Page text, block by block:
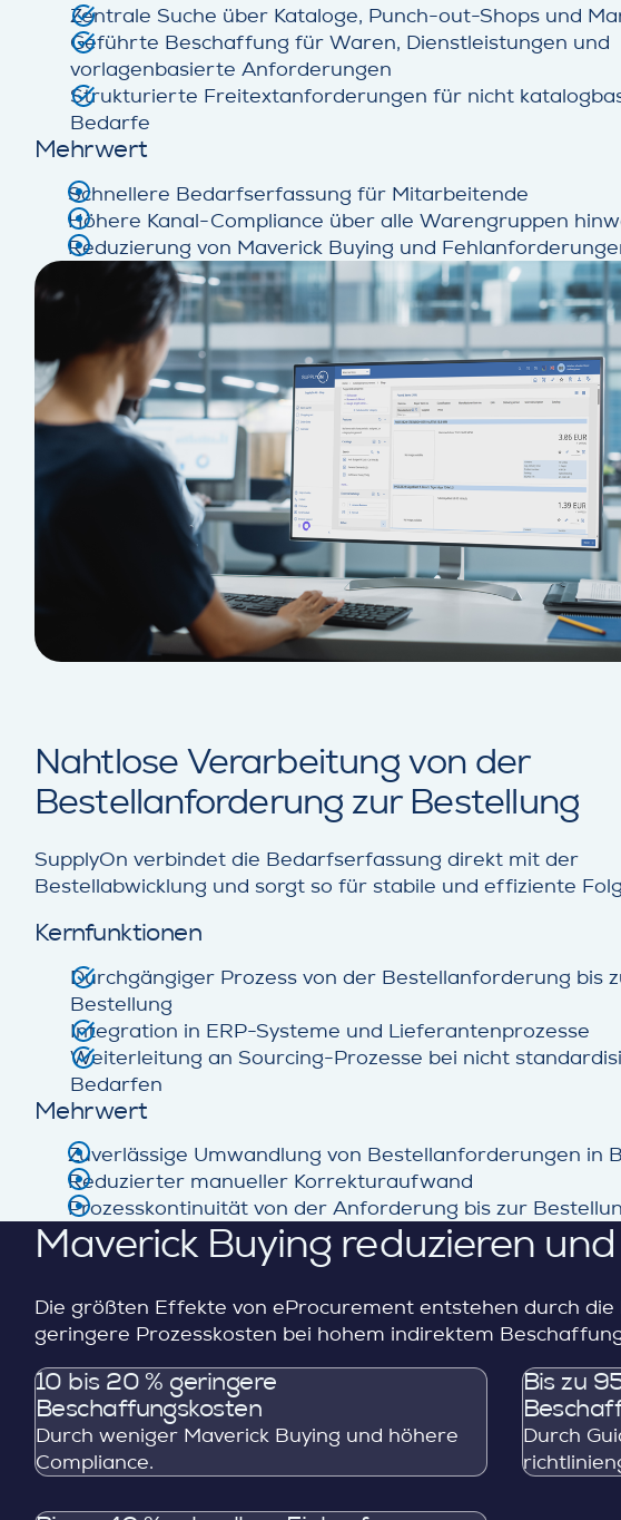
Zentrale Suche über Kataloge, Punch-out-Shops und
Geführte Beschaffung für Waren, Dienstleistungen und
vorlagenbasierte Anforderungen
Strukturierte Freitextanforderungen für nicht
Bedarfe
Mehrwert
Schnellere Bedarfserfassung für Mitarbeitende
Höhere Kanal-Compliance über alle Warengruppen
Reduzierung von Maverick Buying und
Nahtlose Verarbeitung von der
Bestellanforderung zur Bestellung
SupplyOn verbindet die Bedarfserfassung direkt mit der
Bestellabwicklung und sorgt so für stabile und effiziente
Kernfunktionen
Durchgängiger Prozess von der Bestellanforderung bis
Bestellung
Integration in ERP-Systeme und Lieferantenprozesse
Weiterleitung an Sourcing-Prozesse bei nicht
Bedarfen
Mehrwert
Zuverlässige Umwandlung von Bestellanforderungen in
Reduzierter manueller Korrekturaufwand
Prozesskontinuität von der Anforderung bis zur
Maverick Buying reduzieren
Die größten Effekte von eProcurement entstehen durch
geringere Prozesskosten bei hohem indirektem
10 bis 20 % geringere
Beschaffungskosten
Durch weniger Maverick Buying und höhere
Compliance.
Bis zu
Durch